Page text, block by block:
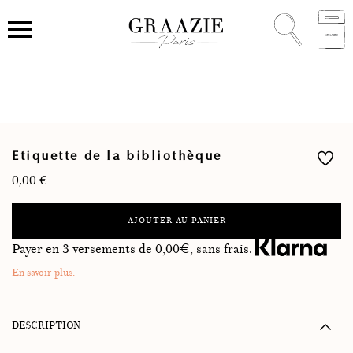
Etiquette de la bibliothèque
0,00 €
AJOUTER AU PANIER
Payer en 3 versements de 0,00€, sans frais.
En savoir plus.
DESCRIPTION